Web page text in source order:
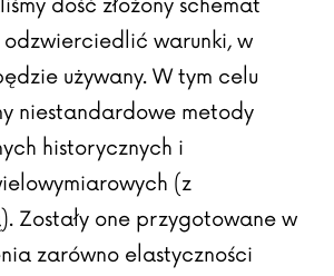
dość złożony schemat
warunki, w
używany. W tym celu
niestandardowe metody
historycznych i
(z
Zostały one przygotowane w
zarówno elastyczności